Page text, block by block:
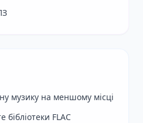
музику на меншому місці
FLAC